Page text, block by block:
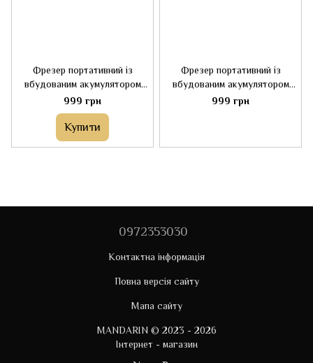
Фрезер портативний із
вбудованим акумулятором
Mobile Drill BQ-101 White
999 грн
Купити
Фрезер портативний із
вбудованим акумулятором
Mobile Drill BQ-101 Pink
999 грн
0972353030
Контактна інформація
Повна версія сайту
Мапа сайту
MANDARIN © 2023 - 2026
Інтернет - магазин